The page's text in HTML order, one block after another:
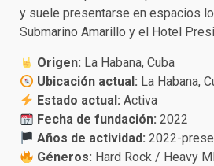
y suele presentarse en espacios
Submarino Amarillo y el Hotel
Origen: La Habana, Cuba
Ubicación actual: La Habana,
Estado actual: Activa
Fecha de fundación: 2022
Años de actividad: 2022-
Géneros: Hard Rock / Heavy